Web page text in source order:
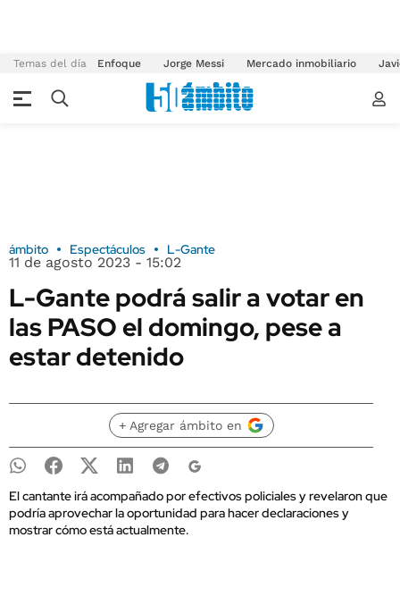
Temas del día Enfoque Jorge Messi Mercado inmobiliario
ámbito Espectáculos L-Gante
11 de agosto 2023 - 15:02
L-Gante podrá salir a votar en
las PASO el domingo, pese a
estar detenido
+ Agregar ámbito en
El cantante irá acompañado por efectivos policiales y revelaron que
podría aprovechar la oportunidad para hacer declaraciones y
mostrar cómo está actualmente.